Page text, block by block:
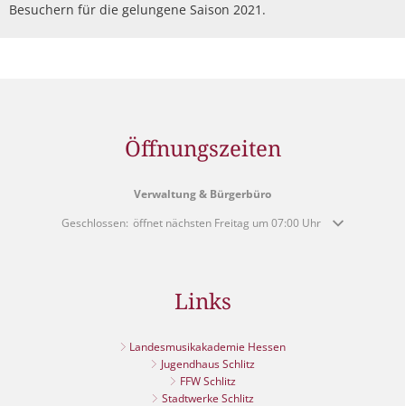
Besuchern für die gelungene Saison 2021.
Öffnungszeiten
Verwaltung & Bürgerbüro
Klicken, um weitere Öffnungs- oder Schließzeiten auszublenden
Geschlossen: öffnet nächsten Freitag um 07:00 Uhr
Links
Landesmusikakademie Hessen
Jugendhaus Schlitz
FFW Schlitz
Stadtwerke Schlitz